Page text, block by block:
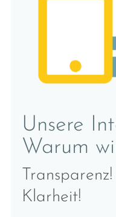
Unsere
Warum
Klarheit!